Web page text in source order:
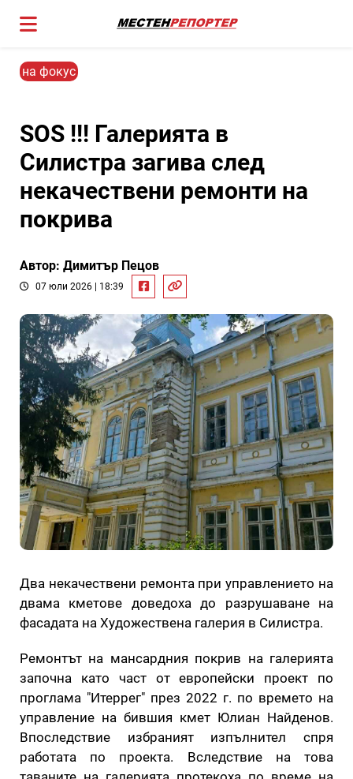
на фокус
SOS !!! Галерията в
Силистра загива след
некачествени ремонти на
покрива
Автор: Димитър Пецов
07 юли 2026 | 18:39
Два некачествени ремонта при управлението на
двама кметове доведоха до разрушаване на
фасадата на Художествена галерия в Силистра.
Ремонтът на мансардния покрив на галерията
започна като част от европейски проект по
проглама "Итеррег" през 2022 г. по времето на
управление на бившия кмет Юлиан Найденов.
Впоследствие избраният изпълнител спря
работата по проекта. Вследствие на това